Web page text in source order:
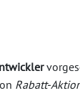
Rabatt-